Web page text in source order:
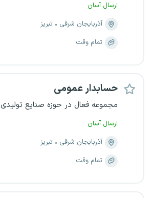
ارسال آسان
آذربایجان شرقی
تبریز
تمام وقت
حسابدار عمومی
مجموعه فعال در حوزه صنایع تولیدی
ارسال آسان
آذربایجان شرقی
تبریز
تمام وقت